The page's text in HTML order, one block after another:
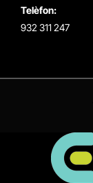
Telèfon:
932 311 247